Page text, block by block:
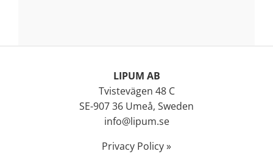
LIPUM AB
Tvistevägen 48 C
SE-907 36 Umeå, Sweden
info@lipum.se
Privacy Policy »